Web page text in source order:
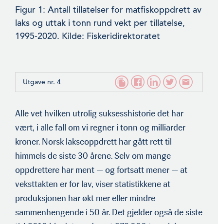
Figur 1: Antall tillatelser for matfiskoppdrett av
laks og uttak i tonn rund vekt per tillatelse,
1995-2020. Kilde: Fiskeridirek­toratet
Utgave nr. 4
Alle vet hvilken utrolig suksesshistorie det har
vært, i alle fall om vi regner i tonn og milliarder
kroner. Norsk lakseop­pdrett har gått rett til
himmels de siste 30 årene. Selv om mange
oppdrettere har ment — og fortsatt mener — at
veksttakten er for lav, viser statistikkene at
produksjonen har økt mer eller mindre
sammenhengende i 50 år. Det gjelder også de siste